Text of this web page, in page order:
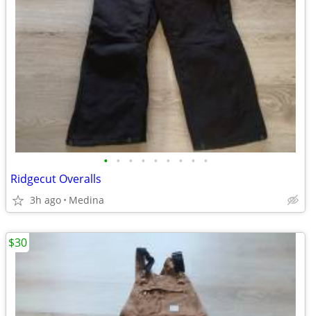
• • • • • • • • •
Ridgecut Overalls
3h ago Medina
$30